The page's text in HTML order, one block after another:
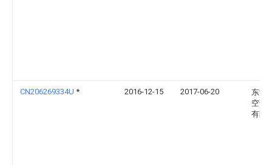
CN206269334U * 2016-12-15 2017-06-20
东海
空调
有限